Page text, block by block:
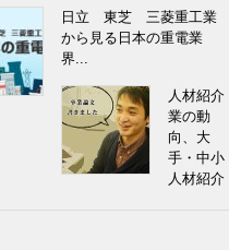
日立 東芝 三菱重工業
から見る日本の重電業
界...
人材紹介
業の動
向、大
手・中小
人材紹介